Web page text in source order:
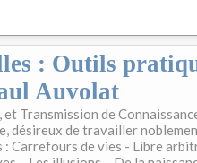
: Outils
Auvolat
Transmission de
désireux de travailler
Carrefours de vies - Libre